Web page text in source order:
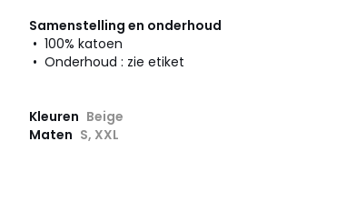
Samenstelling en onderhoud
• 100% katoen
• Onderhoud : zie etiket
Kleuren Beige
Maten S, XXL